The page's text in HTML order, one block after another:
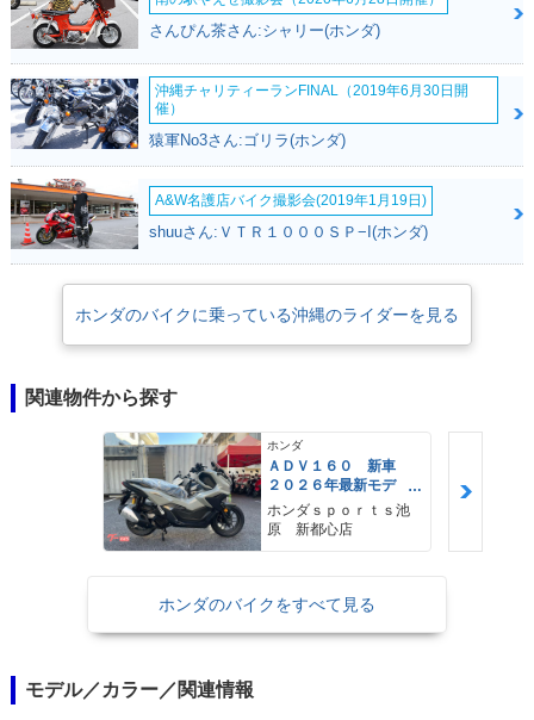
して、原付2種・79ccエンジン搭載のNSR80が存在したが、NSR50と80の
デビューは同時ではなく、NSR80の発売は、約5ヶ月遅れの87年11月だっ
た。
さんぴん茶さん:シャリー(ホンダ)
沖縄チャリティーランFINAL（2019年6月30日開
催）
猿軍No3さん:ゴリラ(ホンダ)
A&W名護店バイク撮影会(2019年1月19日)
shuuさん:ＶＴＲ１０００ＳＰ−I(ホンダ)
ホンダのバイクに乗っている沖縄のライダーを見る
関連物件から探す
ホンダ
ＡＤＶ１６０ 新車
２０２６年最新モデ
ル パールスモーキー
グレー スマートキ
ー ２９Ｌメットイ
ホンダｓｐｏｒｔｓ池
原 新都心店
ホンダのバイクをすべて見る
モデル／カラー／関連情報